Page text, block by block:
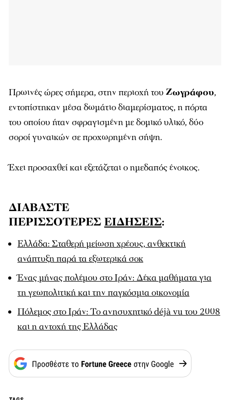
Πρωινές ώρες σήμερα, στην περιοχή του Ζωγράφου,
εντοπίστηκαν μέσα δωμάτιο διαμερίσματος, η πόρτα
του οποίου ήταν σφραγισμένη με δομικό υλικό, δύο
σοροί γυναικών σε προχωρημένη σήψη.
Έχει προσαχθεί και εξετάζεται ο ημεδαπός ένοικος.
ΔΙΑΒΑΣΤΕ
ΠΕΡΙΣΣΟΤΕΡΕΣ ΕΙΔΗΣΕΙΣ:
Ελλάδα: Σταθερή μείωση χρέους, ανθεκτική
ανάπτυξη παρά τα εξωτερικά σοκ
Ένας μήνας πολέμου στο Ιράν: Δέκα μαθήματα για
τη γεωπολιτική και την παγκόσμια οικονομία
Πόλεμος στο Ιράν: Το ανησυχητικό déjà vu του 2008
και η αντοχή της Ελλάδας